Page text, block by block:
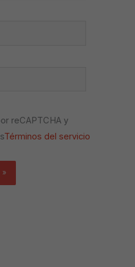
reCAPTCHA y
Términos del servicio